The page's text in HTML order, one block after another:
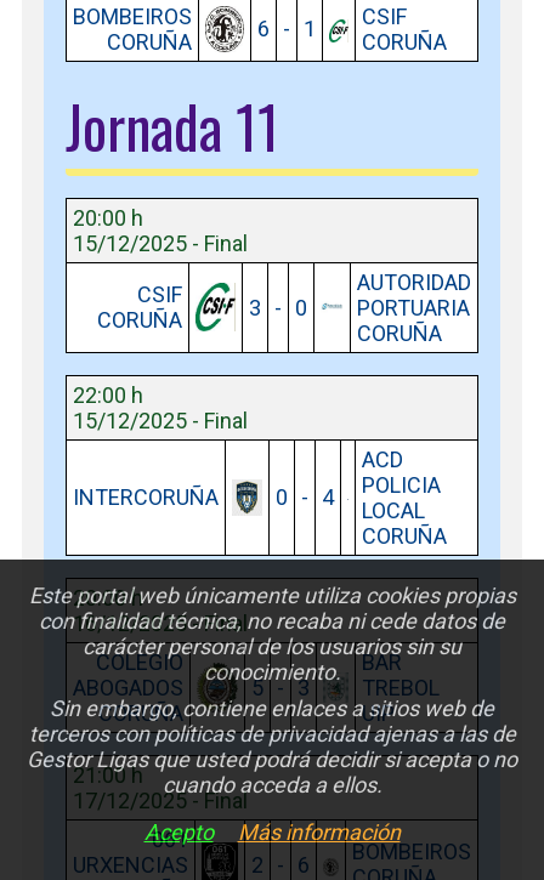
Este portal web únicamente utiliza cookies propias
con finalidad técnica, no recaba ni cede datos de
carácter personal de los usuarios sin su
conocimiento.
Sin embargo, contiene enlaces a sitios web de
terceros con políticas de privacidad ajenas a las de
Gestor Ligas que usted podrá decidir si acepta o no
cuando acceda a ellos.
Acepto
Más información
BOMBEIROS
CORUÑA
6 - 1
CSIF
CORUÑA
Jornada 11
20:00 h
15/12/2025 - Final
CSIF
CORUÑA
3 - 0
AUTORIDAD
PORTUARIA
CORUÑA
22:00 h
15/12/2025 - Final
INTERCORUÑA 0 - 4
ACD
POLICIA
LOCAL
CORUÑA
20:00 h
16/12/2025 - Final
COLEGIO
ABOGADOS
CORUÑA
5 - 3
BAR
TREBOL
UIP
21:00 h
17/12/2025 - Final
061
URXENCIAS
2 - 6
BOMBEIROS